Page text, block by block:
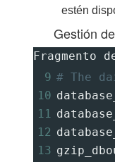
estén
Gestión
Fragmento
9 # The
10
11
12
13